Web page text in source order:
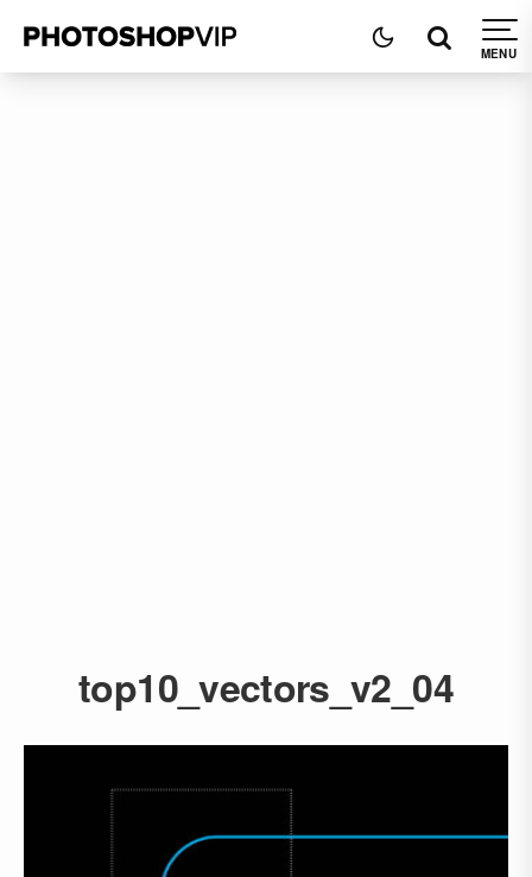
top10_vectors_v2_04